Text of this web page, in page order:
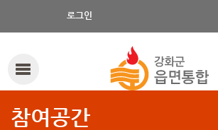
로그인
참여공간